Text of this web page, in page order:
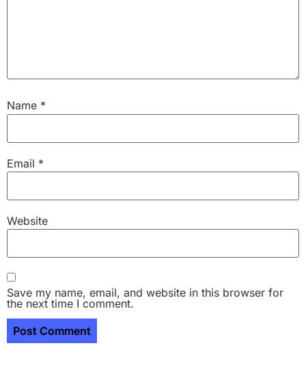
Name *
Email *
Website
Save my name, email, and website in this browser for
the next time I comment.